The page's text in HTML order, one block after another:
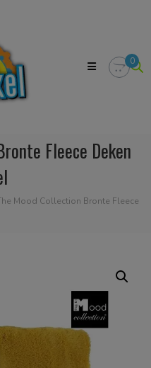
0
Fleece Deken
Mood Collection Bronte Fleece